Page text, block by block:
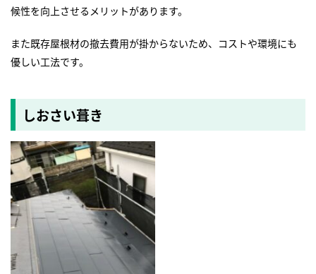
候性を向上させるメリットがあります。
また既存屋根材の撤去費用が掛からないため、コストや環境にも
優しい工法です。
しおさい葺き